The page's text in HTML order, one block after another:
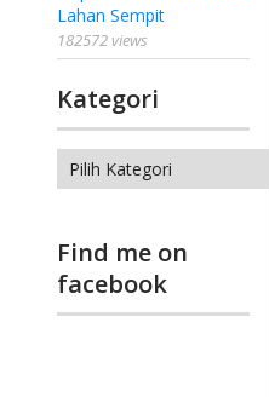
Lahan Sempit
182572 views
Kategori
Kategori
Find me on
facebook